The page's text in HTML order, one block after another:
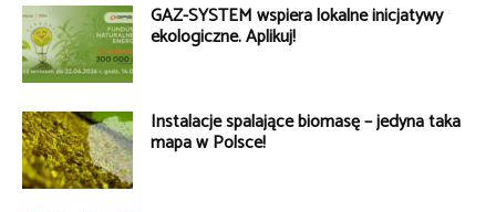
GAZ-SYSTEM wspiera lokalne inicjatywy
ekologiczne. Aplikuj!
Instalacje spalające biomasę – jedyna taka
mapa w Polsce!